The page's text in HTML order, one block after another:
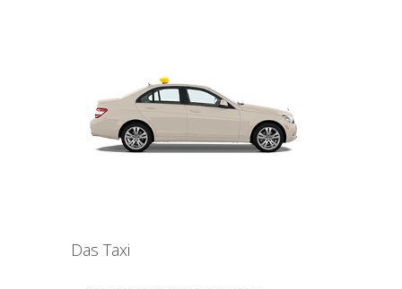
Das Taxi